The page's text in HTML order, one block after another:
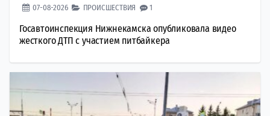
07-08-2026 ПРОИСШЕСТВИЯ 1
Госавтоинспекция Нижнекамска опубликовала видео
жесткого ДТП с участием питбайкера